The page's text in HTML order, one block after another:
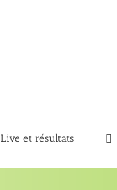
Live et résultats